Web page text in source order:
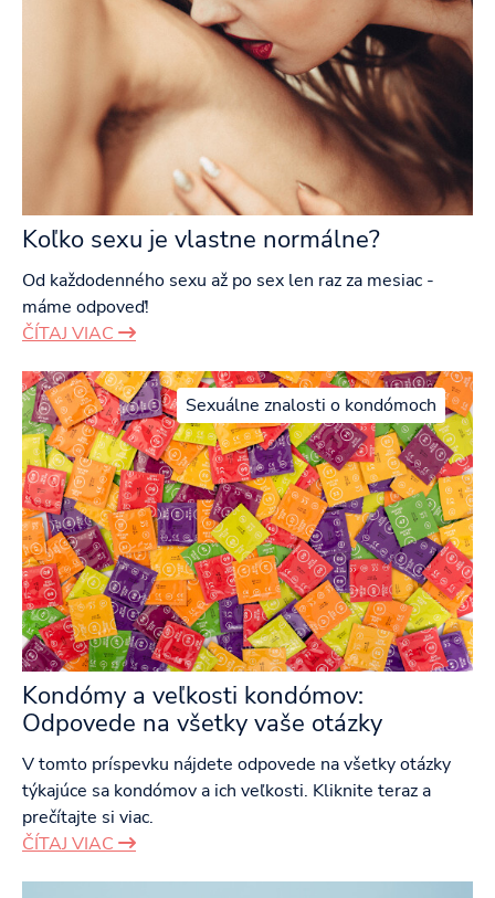
Koľko sexu je vlastne normálne?
Od každodenného sexu až po sex len raz za mesiac -
máme odpoveď!
ČÍTAJ VIAC
Sexuálne znalosti o kondómoch
Kondómy a veľkosti kondómov:
Odpovede na všetky vaše otázky
V tomto príspevku nájdete odpovede na všetky otázky
týkajúce sa kondómov a ich veľkosti. Kliknite teraz a
prečítajte si viac.
ČÍTAJ VIAC